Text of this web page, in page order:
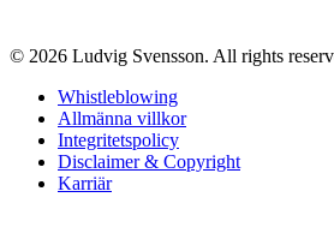
© 2026 Ludvig Svensson. All rights
Whistleblowing
Allmänna villkor
Integritetspolicy
Disclaimer & Copyright
Karriär